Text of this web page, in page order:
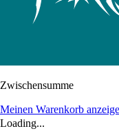
Zwischensumme
Meinen Warenkorb
Loading...